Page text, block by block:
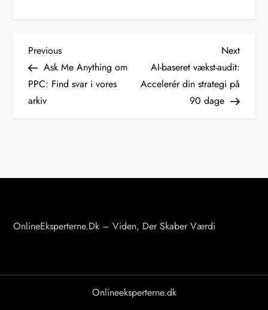
I
n
d
g
Previous
Post
Previous
Ask Me Anything om
PPC: Find svar i vores
arkiv
Next
Post
Next
AI-baseret vækst-audit:
Accelerér din strategi på
90 dage
OnlineEksperterne.dk – Viden, Der Skaber Værdi
Onlineeksperterne.dk